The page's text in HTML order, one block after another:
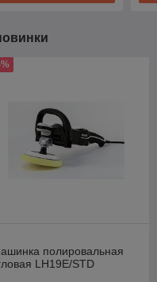
полировальная
LH19E/STD